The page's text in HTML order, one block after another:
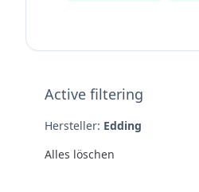
Active filtering
Hersteller: Edding
Alles löschen